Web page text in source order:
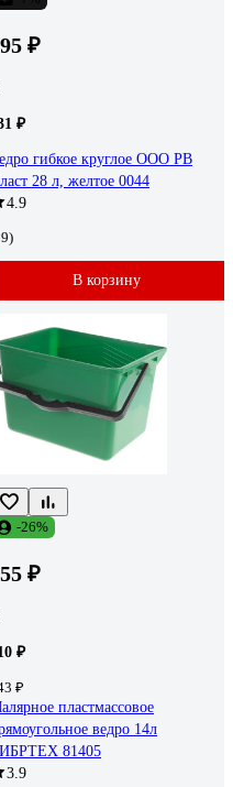
₽
₽
гибкое круглое ООО РВ
28 л, желтое 0044
4.9
В корзину
-26%
₽
₽
₽
пластмассовое
ведро 14л
81405
3.9